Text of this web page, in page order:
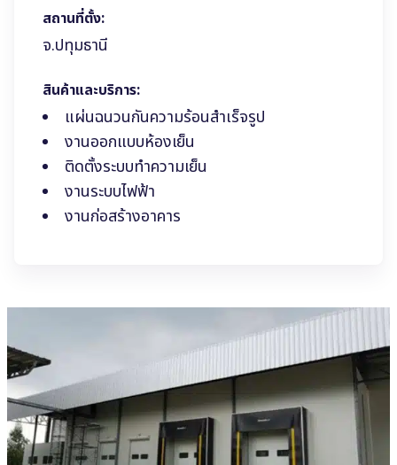
สถานที่ตั้ง:
จ.ปทุมธานี
สินค้าและบริการ:
แผ่นฉนวนกันความร้อนสำเร็จรูป
งานออกแบบห้องเย็น
ติดตั้งระบบทำความเย็น
งานระบบไฟฟ้า
งานก่อสร้างอาคาร